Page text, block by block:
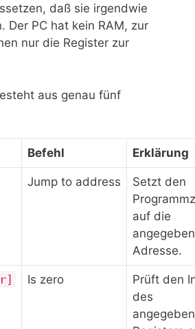
daß sie irgendwie
Der PC hat kein RAM, zur
nur die Register zur
aus genau fünf
Befehl Erklärung
Jump to address
Setzt den
auf die
Adresse.
Is zero
Prüft den
des